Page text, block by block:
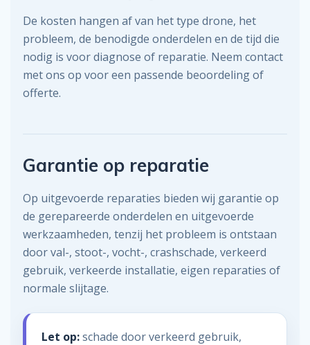
De kosten hangen af van het type drone, het
probleem, de benodigde onderdelen en de tijd die
nodig is voor diagnose of reparatie. Neem contact
met ons op voor een passende beoordeling of
offerte.
Garantie op reparatie
Op uitgevoerde reparaties bieden wij garantie op
de gerepareerde onderdelen en uitgevoerde
werkzaamheden, tenzij het probleem is ontstaan
door val-, stoot-, vocht-, crashschade, verkeerd
gebruik, verkeerde installatie, eigen reparaties of
normale slijtage.
Let op:schade door verkeerd gebruik,